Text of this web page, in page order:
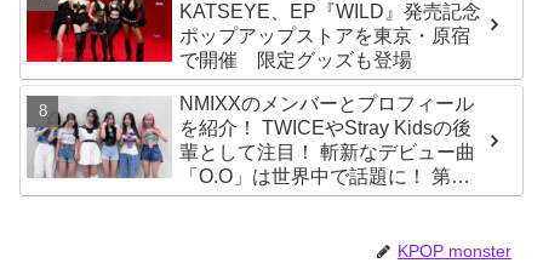
KATSEYE、EP『WILD』発売記念
ポップアップストアを東京・原宿
で開催 限定グッズも登場
NMIXXのメンバーとプロフィール
を紹介！ TWICEやStray Kidsの後
輩として注目！ 斬新なデビュー曲
「O.O」は世界中で話題に！ 第４
世代を代表する美女ソリュンをは
いわれるその魅力をチェックKPOP monster